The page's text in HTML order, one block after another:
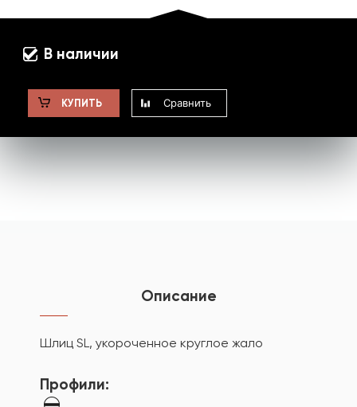
В наличии
КУПИТЬ Сравнить
Описание
Шлиц SL, укороченное круглое жало
Профили: